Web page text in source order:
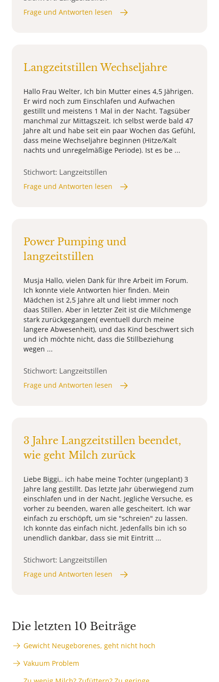
Frage und Antworten lesen
Langzeitstillen Wechseljahre
Hallo Frau Welter, Ich bin Mutter eines 4,5 Jährigen.
Er wird noch zum Einschlafen und Aufwachen
gestillt und meistens 1 Mal in der Nacht. Tagsüber
manchmal zur Mittagszeit. Ich selbst werde bald 47
Jahre alt und habe seit ein paar Wochen das Gefühl,
dass meine Wechseljahre beginnen (Hitze/Kalt
nachts und unregelmäßige Periode). Ist es be ...
Stichwort: Langzeitstillen
Frage und Antworten lesen
Power Pumping und
langzeitstillen
Musja Hallo, vielen Dank für Ihre Arbeit im Forum.
Ich konnte viele Antworten hier finden. Mein
Mädchen ist 2,5 Jahre alt und liebt immer noch
daas Stillen. Aber in letzter Zeit ist die Milchmenge
stark zurückgegangen( eventuell durch meine
langere Abwesenheit), und das Kind beschwert sich
und ich möchte nicht, dass die Stillbeziehung
wegen ...
Stichwort: Langzeitstillen
Frage und Antworten lesen
3 Jahre Langzeitstillen beendet,
wie geht Milch zurück
Liebe Biggi,. ich habe meine Tochter (ungeplant) 3
Jahre lang gestillt. Das letzte Jahr überwiegend zum
einschlafen und in der Nacht. Jegliche Versuche, es
vorher zu beenden, waren alle gescheitert. Ich war
einfach zu erschöpft, um sie "schreien" zu lassen.
Ich konnte das einfach nicht. Jedenfalls bin ich so
unendlich dankbar, dass sie mit Eintritt ...
Stichwort: Langzeitstillen
Frage und Antworten lesen
Die letzten 10 Beiträge
Gewicht Neugeborenes, geht nicht hoch
Vakuum Problem